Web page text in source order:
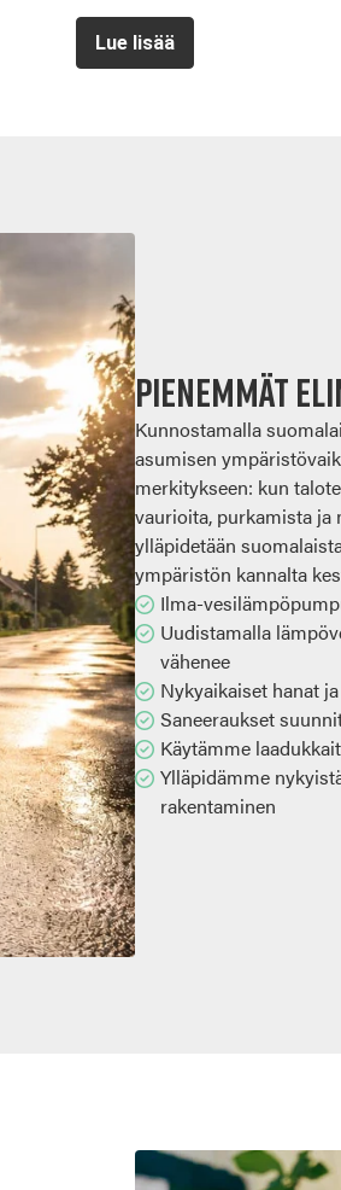
Lue lisää
Pienemmät
Kunnostamalla
asumisen
merkitykseen: kun
vaurioita, purkamista ja
ylläpidetään
ympäristön kannalta
Ilma-
Uudistamalla
vähenee
Nykyaikaiset hanat
Saneeraukset
Käytämme
Ylläpidämme
rakentaminen